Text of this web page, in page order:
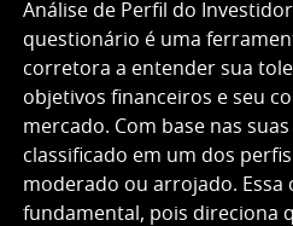
Análise de Perfil do Investidor
questionário é uma
corretora a entender sua
objetivos financeiros e seu
mercado. Com base nas
classificado em um dos
moderado ou arrojado. Essa
fundamental, pois direciona